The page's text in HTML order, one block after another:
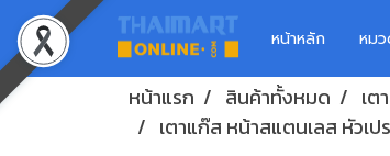
หน้าหลัก หม
หน้าแรก สินค้าทั้งหมด เต
เตาแก๊ส หน้าสแตนเลส หัวเป